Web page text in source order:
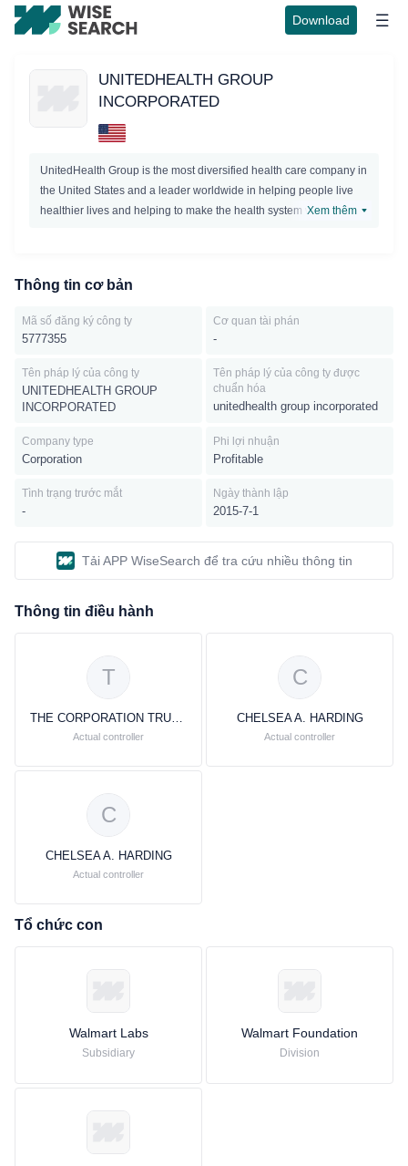
Download
UNITEDHEALTH GROUP
INCORPORATED
UnitedHealth Group is the most diversified health care company in
the United States and a leader worldwide in helping people live
healthier lives and helping to make the health system work better
communities. Our core capabilities in clinical care resources,
evolving needs of a changing health care environment as millions
UnitedHealth Group help build a stronger, higher quality health
system that is sustainable for the long term.
Xem thêm
Thông tin cơ bản
Mã số đăng ký công ty
5777355
Cơ quan tài phán
-
Tên pháp lý của công ty
UNITEDHEALTH GROUP
INCORPORATED
Tên pháp lý của công ty được
chuẩn hóa
unitedhealth group incorporated
Company type
Corporation
Phi lợi nhuận
Profitable
Tình trạng trước mắt
-
Ngày thành lập
2015-7-1
Tải APP WiseSearch để tra cứu nhiều thông tin
Thông tin điều hành
T
THE CORPORATION TRUST COMPANY
Actual controller
C
CHELSEA A. HARDING
Actual controller
C
CHELSEA A. HARDING
Actual controller
Tổ chức con
Walmart Labs
Subsidiary
Walmart Foundation
Division